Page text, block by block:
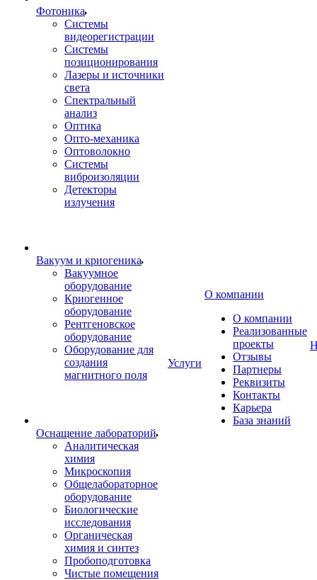
Фотоника
Cистемы
видеорегистрации
Системы
позиционирования
Лазеры и источники
света
Спектральный
анализ
Оптика
Опто-механика
Оптоволокно
Системы
виброизоляции
Детекторы
излучения
Вакуум и криогеника
Вакуумное
оборудование
Криогенное
оборудование
Рентгеновское
оборудование
Оборудование для
создания
магнитного поля
Оснащение лабораторий
Аналитическая
химия
Микроскопия
Общелабораторное
оборудование
Биологические
исследования
Органическая
химия и синтез
Пробоподготовка
Чистые помещения
Услуги
О компании
О компании
Реализованные
проекты
Отзывы
Партнеры
Реквизиты
Контакты
Карьера
База знаний